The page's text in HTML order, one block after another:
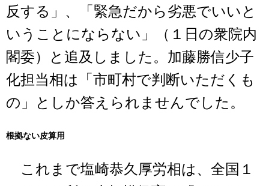
反する」、「緊急だから劣悪でいいと
いうことにならない」（１日の衆院内
閣委）と追及しました。加藤勝信少子
化担当相は「市町村で判断いただくも
の」としか答えられませんでした。
根拠ない皮算用
これまで塩崎恭久厚労相は、全国１